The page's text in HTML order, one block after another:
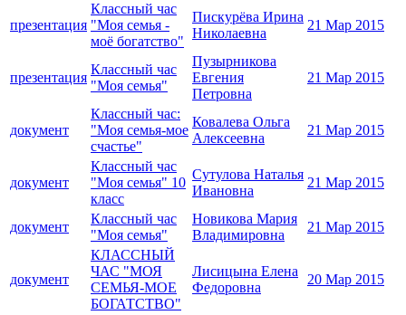
презентация
Классный час
"Моя семья -
моё богатство"
Пискурёва Ирина
Николаевна
21 Мар 2015
презентация
Классный час
"Моя семья"
Пузырникова
Евгения
Петровна
21 Мар 2015
документ
Классный час:
"Моя семья-мое
счастье"
Ковалева Ольга
Алексеевна
21 Мар 2015
документ
Классный час
"Моя семья" 10
класс
Сутулова Наталья
Ивановна
21 Мар 2015
документ
Классный час
"Моя семья"
Новикова Мария
Владимировна
21 Мар 2015
документ
КЛАССНЫЙ
ЧАС "МОЯ
СЕМЬЯ-МОЕ
БОГАТСТВО"
Лисицына Елена
Федоровна
20 Мар 2015